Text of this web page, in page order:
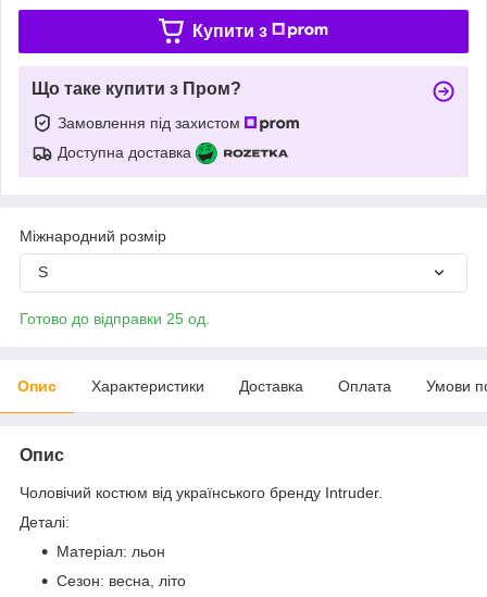
Купити з
Що таке купити з Пром?
Замовлення під захистом
Доступна доставка
Міжнародний розмір
S
Готово до відправки 25 од.
Опис Характеристики Доставка Оплата Умови
Опис
Чоловічий костюм від українського бренду Intruder.
Деталі:
Матеріал: льон
Сезон: весна, літо